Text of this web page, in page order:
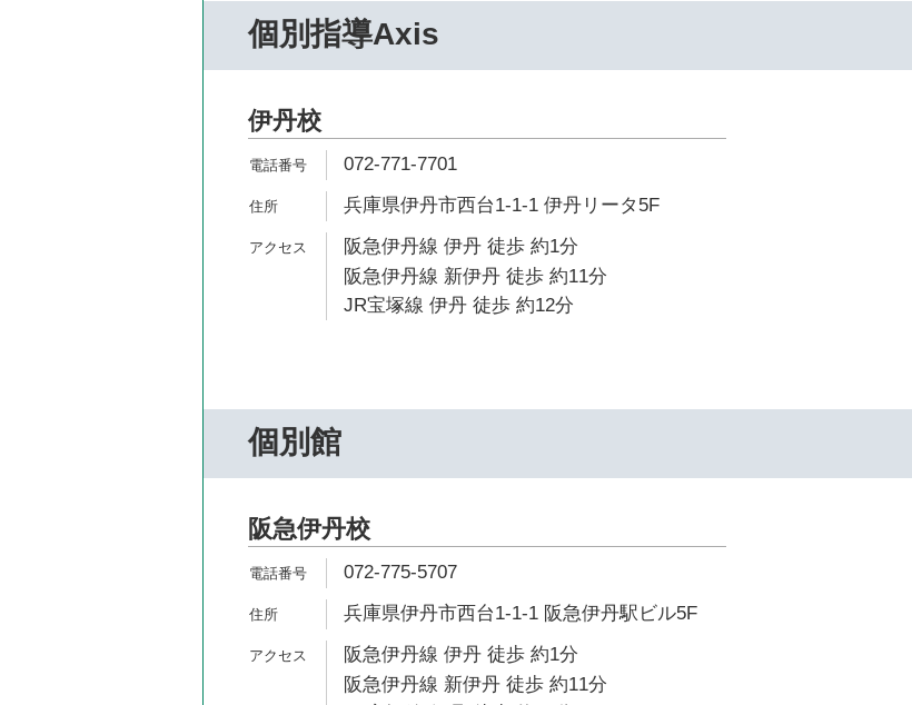
個別指導Axis
伊丹校
072-771-7701
兵庫県伊丹市西台1-1-1 伊丹リータ5F
阪急伊丹線 伊丹 徒歩 約1分
阪急伊丹線 新伊丹 徒歩 約11分
JR宝塚線 伊丹 徒歩 約12分
個別館
阪急伊丹校
072-775-5707
兵庫県伊丹市西台1-1-1 阪急伊丹駅ビル5F
阪急伊丹線 伊丹 徒歩 約1分
阪急伊丹線 新伊丹 徒歩 約11分